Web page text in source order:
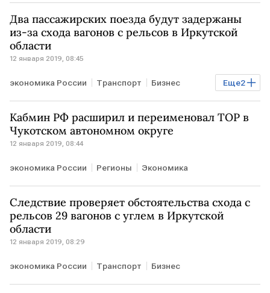
Регионы Экономика
Два пассажирских поезда будут задержаны
из-за схода вагонов с рельсов в Иркутской
области
12 января 2019, 08:45
Еще2
экономика России Транспорт Бизнес
Регионы Экономика
Кабмин РФ расширил и переименовал ТОР в
Чукотском автономном округе
12 января 2019, 08:44
экономика России Регионы Экономика
Следствие проверяет обстоятельства схода с
рельсов 29 вагонов с углем в Иркутской
области
12 января 2019, 08:29
экономика России Транспорт Бизнес